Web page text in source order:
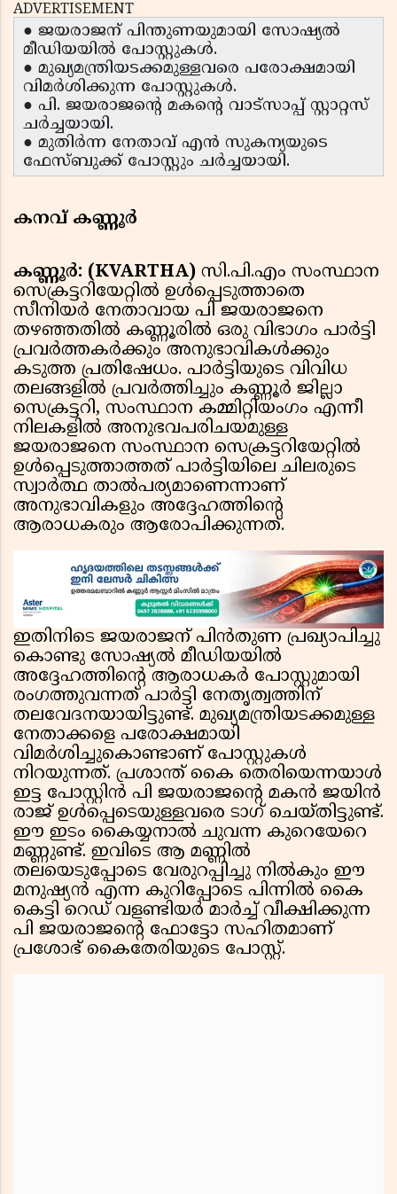
ADVERTISEMENT
● ജയരാജന് പിന്തുണയുമായി സോഷ്യൽ
മീഡിയയിൽ പോസ്റ്റുകൾ.
● മുഖ്യമന്ത്രിയടക്കമുള്ളവരെ പരോക്ഷമായി
വിമർശിക്കുന്ന പോസ്റ്റുകൾ.
● പി. ജയരാജൻ്റെ മകൻ്റെ വാട്സാപ്പ് സ്റ്റാറ്റസ്
ചർച്ചയായി.
● മുതിർന്ന നേതാവ് എൻ സുകന്യയുടെ
ഫേസ്ബുക്ക് പോസ്റ്റും ചർച്ചയായി.
കനവ് കണ്ണൂർ
കണ്ണൂര്‍: (KVARTHA) സി.പി.എം സംസ്ഥാന
സെക്രട്ടറിയേറ്റിൽ ഉൾപ്പെടുത്താതെ
സീനിയർ നേതാവായ പി ജയരാജനെ
തഴഞ്ഞതിൽ കണ്ണൂരിൽ ഒരു വിഭാഗം പാർട്ടി
പ്രവർത്തകർക്കും അനുഭാവികൾക്കും
കടുത്ത പ്രതിഷേധം. പാർട്ടിയുടെ വിവിധ
തലങ്ങളിൽ പ്രവർത്തിച്ചും കണ്ണൂർ ജില്ലാ
സെക്രട്ടറി, സംസ്ഥാന കമ്മിറ്റിയംഗം എന്നീ
നിലകളിൽ അനുഭവപരിചയമുള്ള
ജയരാജനെ സംസ്ഥാന സെക്രട്ടറിയേറ്റിൽ
ഉൾപ്പെടുത്താത്തത് പാർട്ടിയിലെ ചിലരുടെ
സ്വാർത്ഥ താൽപര്യമാണെന്നാണ്
അനുഭാവികളും അദ്ദേഹത്തിൻ്റെ
ആരാധകരും ആരോപിക്കുന്നത്.
ഇതിനിടെ ജയരാജന് പിൻതുണ പ്രഖ്യാപിച്ചു
കൊണ്ടു സോഷ്യൽ മീഡിയയിൽ
അദ്ദേഹത്തിൻ്റെ ആരാധകർ പോസ്റ്റുമായി
രംഗത്തുവന്നത് പാർട്ടി നേതൃത്വത്തിന്
തലവേദനയായിട്ടുണ്ട്. മുഖ്യമന്ത്രിയടക്കമുള്ള
നേതാക്കളെ പരോക്ഷമായി
വിമർശിച്ചുകൊണ്ടാണ് പോസ്റ്റുകൾ
നിറയുന്നത്. പ്രശാന്ത് കൈ തെരിയെന്നയാൾ
ഇട്ട പോസ്റ്റിൻ പി ജയരാജൻ്റെ മകൻ ജയിൻ
രാജ് ഉൾപ്പെടെയുള്ളവരെ ടാഗ് ചെയ്തിട്ടുണ്ട്.
ഈ ഇടം കൈയ്യനാൽ ചുവന്ന കുറെയേറെ
മണ്ണുണ്ട്. ഇവിടെ ആ മണ്ണിൽ
തലയെടുപ്പോടെ വേരുറപ്പിച്ചു നിൽകും ഈ
മനുഷ്യൻ എന്ന കുറിപ്പോടെ പിന്നിൽ കൈ
കെട്ടി റെഡ് വളണ്ടിയർ മാർച്ച് വീക്ഷിക്കുന്ന
പി ജയരാജൻ്റെ ഫോട്ടോ സഹിതമാണ്
പ്രശോഭ് കൈതേരിയുടെ പോസ്റ്റ്.